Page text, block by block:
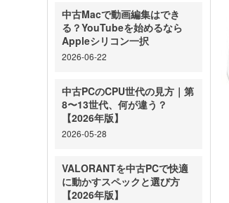
中古Macで動画編集はでき
る？YouTubeを始めるなら
Appleシリコン一択
2026-06-22
中古PCのCPU世代の見方｜第
8〜13世代、何が違う？
【2026年版】
2026-05-28
VALORANTを中古PCで快適
に動かすスペックと選び方
【2026年版】